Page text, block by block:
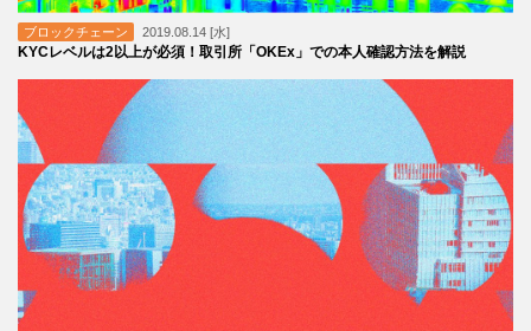
ブロックチェーン 2019.08.14 [水]
KYCレベルは2以上が必須！取引所「OKEx」での本人確認方法を解説